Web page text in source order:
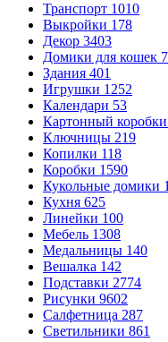
Транспорт 1010
Выкройки 178
Декор 3403
Домики для кошек
Здания 401
Игрушки 1252
Календари 53
Картонный коробки
Ключницы 219
Копилки 118
Коробки 1590
Кукольные домики
Кухня 625
Линейки 100
Мебель 1308
Медальницы 140
Вешалка 142
Подставки 2774
Рисунки 9602
Салфетница 287
Светильники 861